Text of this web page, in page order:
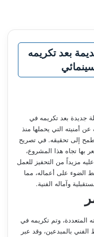
بعد تكريمه
جديدة بعد تكريمه في
أمنيته التي يحملها منذ
إلى تحقيقه. في تصريح
بها تجاه هذا المشروع،
مزيداً من التحفيز للعمل
الضوء على أعماله، مما
وآماله الفنية.
وتم تكريمه في
بالمبدعين، وقد عبر